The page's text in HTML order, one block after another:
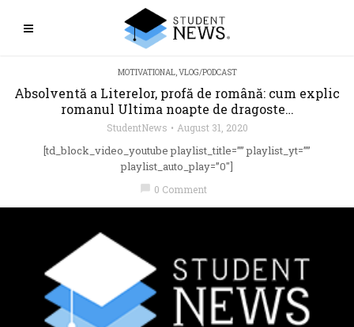
MOTIVATIONAL,VLOG/PODCAST
Absolventă a Literelor, profă de română: cum explic
romanul Ultima noapte de dragoste…
StudentNews August 31, 2020
[td_block_video_youtube playlist_title=”” playlist_yt=””
playlist_auto_play=”0″]
chat_bubble 0 Comment